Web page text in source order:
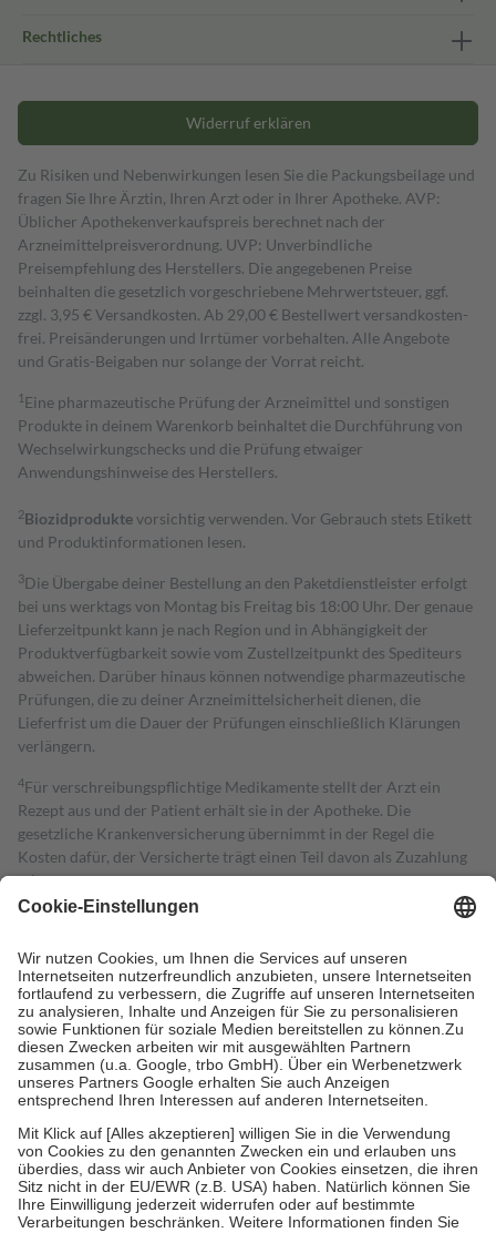
Rechtliches
Widerruf erklären
Zu Risiken und Nebenwirkungen lesen Sie die Packungsbeilage und
fragen Sie Ihre Ärztin, Ihren Arzt oder in Ihrer Apotheke. AVP:
Üblicher Apothekenverkaufspreis berechnet nach der
Arzneimittelpreisverordnung. UVP: Unverbindliche
Preisempfehlung des Herstellers. Die angegebenen Preise
beinhalten die gesetzlich vorgeschriebene Mehrwertsteuer, ggf.
zzgl. 3,95 € Versandkosten. Ab 29,00 € Bestell­wert versand­kosten­
frei. Preisänderungen und Irrtümer vorbehalten. Alle Angebote
und Gratis-Beigaben nur solange der Vorrat reicht.
1 Eine pharmazeutische Prüfung der Arzneimittel und sonstigen
Produkte in deinem Warenkorb beinhaltet die Durchführung von
Wechselwirkungschecks und die Prüfung etwaiger
Anwendungshinweise des Herstellers.
2Biozidproduktevorsichtig verwenden. Vor Gebrauch stets Etikett
und Produktinformationen lesen.
3Die Übergabe deiner Bestellung an den Paketdienstleister erfolgt
bei uns werktags von Montag bis Freitag bis 18:00 Uhr. Der genaue
Lieferzeitpunkt kann je nach Region und in Abhängigkeit der
Produktverfügbarkeit sowie vom Zustellzeitpunkt des Spediteurs
abweichen. Darüber hinaus können notwendige pharmazeutische
Prüfungen, die zu deiner Arzneimittelsicherheit dienen, die
Lieferfrist um die Dauer der Prüfungen einschließlich Klärungen
verlängern.
4Für verschreibungspflichtige Medikamente stellt der Arzt ein
Rezept aus und der Patient erhält sie in der Apotheke. Die
gesetzliche Krankenversicherung übernimmt in der Regel die
Kosten dafür, der Versicherte trägt einen Teil davon als Zuzahlung
mit.
Grundsätzlich leisten Mitglieder Zuzahlungen in Höhe von zehn
höchstens zehn Euro.
Es sind jedoch nie mehr als die tatsächlichen
Kosten der Leistung zu entrichten.
Diese Regeln gelten grundsätzlich auch für Online-Apotheken.
Bei Heilmitteln und häuslicher Krankenpflege beträgt die
Zuzahlung zehn Prozent der Kosten sowie zehn Euro je
Verordnung.
Um das Engagement der Versicherten für ihre eigene Gesundheit zu
stärken und die besondere Stellung der Familie zu unterstützen,
fallenkeine Zuzahlungenan bei:
• Kindern und Jugendlichen bis zum vollendeten 18. Lebensjahr
mit Ausnahme der Fahrkosten
• Untersuchungen zur Vorsorge und Früherkennung, die von der
GKV getragen werden